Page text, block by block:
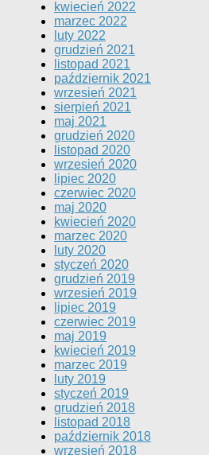
kwiecień 2022
marzec 2022
luty 2022
grudzień 2021
listopad 2021
październik 2021
wrzesień 2021
sierpień 2021
maj 2021
grudzień 2020
listopad 2020
wrzesień 2020
lipiec 2020
czerwiec 2020
maj 2020
kwiecień 2020
marzec 2020
luty 2020
styczeń 2020
grudzień 2019
wrzesień 2019
lipiec 2019
czerwiec 2019
maj 2019
kwiecień 2019
marzec 2019
luty 2019
styczeń 2019
grudzień 2018
listopad 2018
październik 2018
wrzesień 2018